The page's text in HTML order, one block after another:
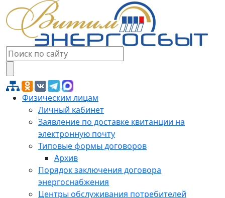
Физическим лицам
Личный кабинет
Заявление по доставке квитанции на
электронную почту
Типовые формы договоров
Архив
Порядок заключения договора
энергоснабжения
Центры обслуживания потребителей